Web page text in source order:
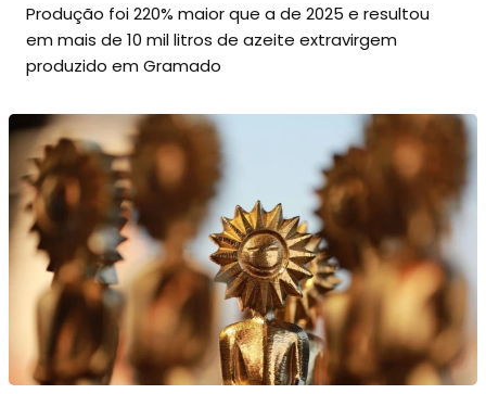
Produção foi 220% maior que a de 2025 e resultou
em mais de 10 mil litros de azeite extravirgem
produzido em Gramado